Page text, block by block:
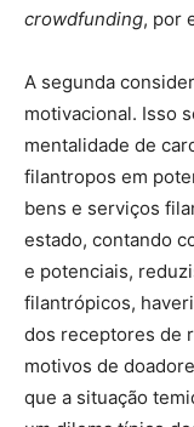
crowdfunding, por
A segunda
motivacional. Isso
mentalidade de
filantropos em
bens e serviços
estado, contando
e potenciais,
filantrópicos,
dos receptores de
motivos de
que a situação